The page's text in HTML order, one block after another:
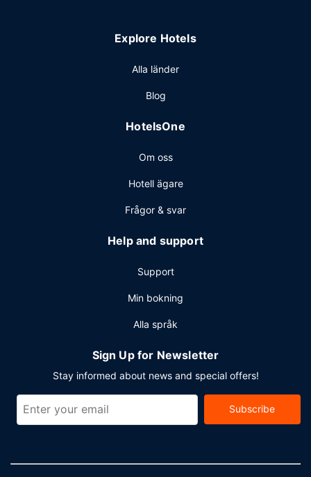
Övriga bekvämligheter
Gäster har tillgång till bland annat business-service,
Planerar du ett event i Moscow? På detta hotell finns det
kvadratmeter, däribland konferensrum och mötesrum.
Explore Hotels
Alla länder
Blog
HotelsOne
Om oss
Hotell ägare
Frågor & svar
Help and support
Support
Min bokning
Alla språk
Sign Up for Newsletter
Stay informed about news and special offers!
Subscribe